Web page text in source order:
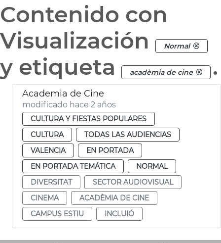
Contenido con
Visualización
Normal
y etiqueta acadèmia de cine .
Academia de Cine
modificado hace 2 años
CULTURA Y FIESTAS POPULARES
CULTURA
TODAS LAS AUDIENCIAS
VALENCIA
EN PORTADA
EN PORTADA TEMÁTICA
NORMAL
DIVERSITAT
SECTOR AUDIOVISUAL
CINEMA
ACADÈMIA DE CINE
CAMPUS ESTIU
INCLUIÓ